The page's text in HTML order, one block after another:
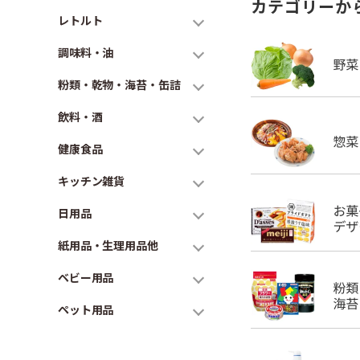
レトルト
調味料・油
粉類・乾物・海苔・缶詰
飲料・酒
健康食品
キッチン雑貨
日用品
紙用品・生理用品他
ベビー用品
ペット用品
カテゴリーか